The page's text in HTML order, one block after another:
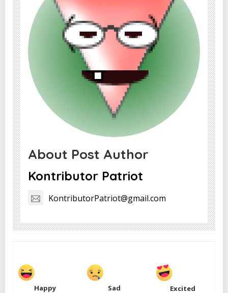
About Post Author
Kontributor Patriot
KontributorPatriot@gmail.com
Happy Sad Excited